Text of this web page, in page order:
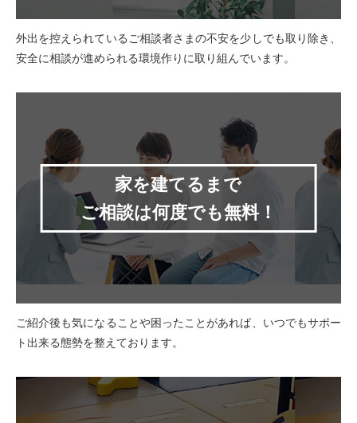
外出を控えられているご相談者さまの不安を少しでも取り除き、
安全に相談が進められる環境作りに取り組んでいます。
家を建てるまで
ご相談は何度でも無料！
ご紹介後も気になることや困ったことがあれば、いつでもサポー
ト出来る態勢を整えております。